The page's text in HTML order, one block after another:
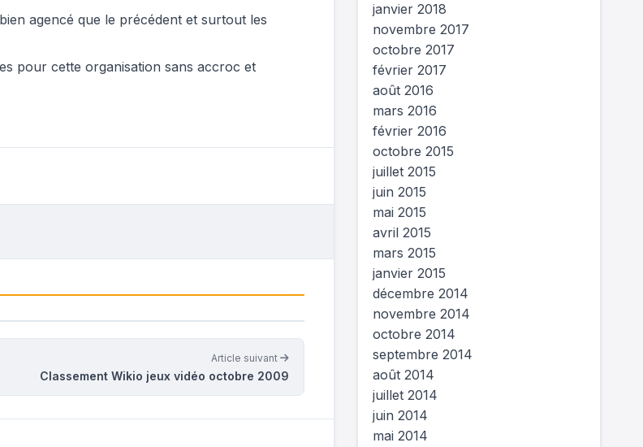
agencé que le précédent et surtout les
pour cette organisation sans accroc et
Article suivant
Classement Wikio jeux vidéo octobre 2009
janvier 2018
novembre 2017
octobre 2017
février 2017
août 2016
mars 2016
février 2016
octobre 2015
juillet 2015
juin 2015
mai 2015
avril 2015
mars 2015
janvier 2015
décembre 2014
novembre 2014
octobre 2014
septembre 2014
août 2014
juillet 2014
juin 2014
mai 2014